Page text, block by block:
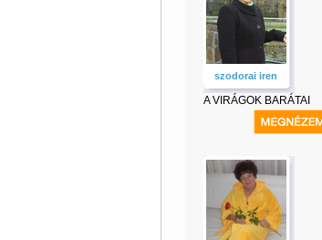
szodorai iren
A VIRÁGOK BARÁTAI